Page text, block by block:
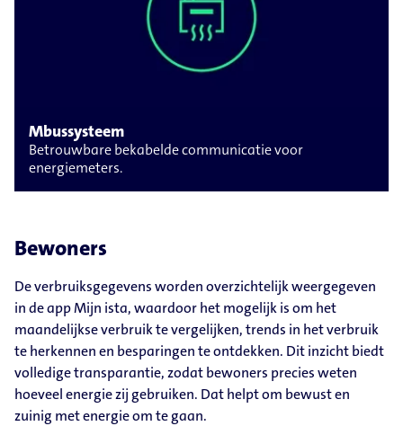
Mbussysteem
Betrouwbare bekabelde communicatie voor
energiemeters.
Bewoners
De verbruiksgegevens worden overzichtelijk weergegeven
in de app Mijn ista, waardoor het mogelijk is om het
maandelijkse verbruik te vergelijken, trends in het verbruik
te herkennen en besparingen te ontdekken. Dit inzicht biedt
volledige transparantie, zodat bewoners precies weten
hoeveel energie zij gebruiken. Dat helpt om bewust en
zuinig met energie om te gaan.